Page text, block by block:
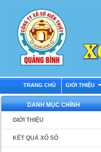
TRANG CHỦ GIỚI THIỆU
DANH MỤC CHÍNH
GIỚI THIỆU
KẾT QUẢ XỔ SỐ